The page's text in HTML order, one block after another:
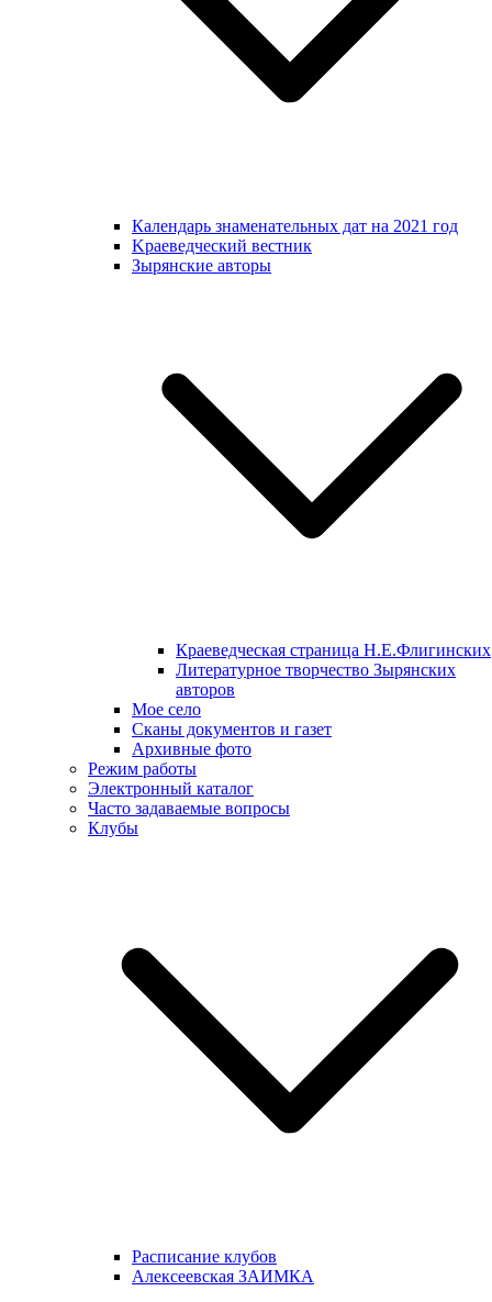
Календарь знаменательных дат на 2021 год
Kраеведческий вестник
Зырянские авторы
Краеведческая страница Н.Е.Флигинских
Литературное творчество Зырянских
авторов
Мое село
Сканы документов и газет
Архивные фото
Режим работы
Электронный каталог
Часто задаваемые вопросы
Клубы
Расписание клубов
Алексеевская ЗАИМКА